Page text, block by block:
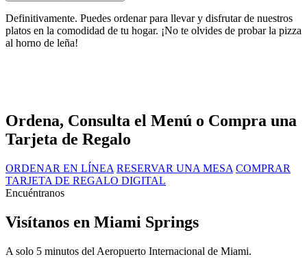
Definitivamente. Puedes ordenar para llevar y disfrutar de nuestros
platos en la comodidad de tu hogar. ¡No te olvides de probar la pizza
al horno de leña!
Ordena, Consulta el Menú o Compra una
Tarjeta de Regalo
ORDENAR EN LÍNEA RESERVAR UNA MESA COMPRAR
TARJETA DE REGALO DIGITAL
Encuéntranos
Visítanos en Miami Springs
A solo 5 minutos del Aeropuerto Internacional de Miami.